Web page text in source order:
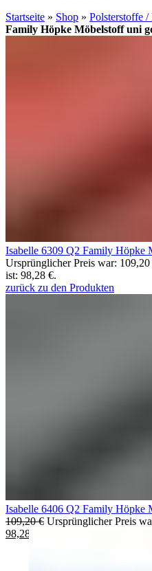
Startseite » Shop » Polsterstoffe
Family Höpke Möbelstoff uni
Isabelle 6309 Q2 Family Höpke
Ursprünglicher Preis war: 109,20
ist: 98,28 €.
zurück zu den Produkten
Isabelle 6406 Q2 Family Höpke
109,20€ Ursprünglicher Preis
98,28